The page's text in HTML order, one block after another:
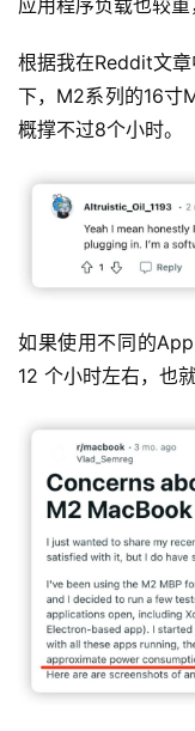
应用程序负载也较重
根据我在Reddit文
下，M2系列的16寸
概撑不过8个小时。
如果使用不同的
12 个小时左右，也